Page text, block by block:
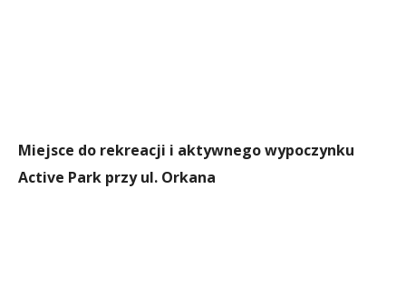
Miejsce do rekreacji i aktywnego wypoczynku
Active Park przy ul. Orkana